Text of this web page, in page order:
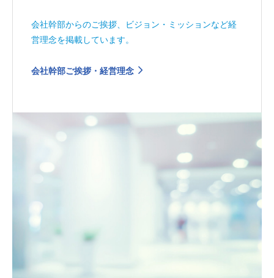
会社幹部からのご挨拶、ビジョン・ミッションなど経
営理念を掲載しています。
会社幹部ご挨拶・経営理念